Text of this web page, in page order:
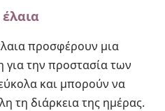
προσφέρουν μια
για την προστασία των
και μπορούν να
τη διάρκεια της ημέρας.